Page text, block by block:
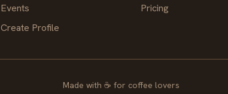
Events
Create Profile
Pricing
Made with ☕ for coffee lovers